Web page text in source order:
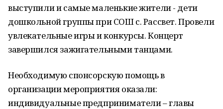
выступили и самые маленькие жители - дети
дошкольной группы при СОШ с. Рассвет. Провели
увлекательные игры и конкурсы. Концерт
завершился зажигательными танцами.
Необходимую спонсорскую помощь в
организации мероприятия оказали:
индивидуальные предприниматели – главы